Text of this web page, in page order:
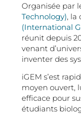
Organisée par
Technology), la
(International
réunit depuis
venant
inventer des
iGEM s’est
moyen ouvert,
efficace pour
étudiants